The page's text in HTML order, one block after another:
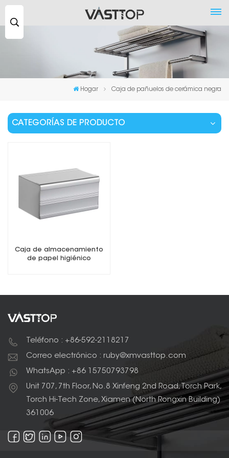
Hogar Caja de pañuelos de cerámica negra
CATEGORÍAS DE PRODUCTO
Caja de almacenamiento
de papel higiénico
Teléfono : +86-592-2118217
Correo electrónico : ruby@xmvasttop.com
WhatsApp : +86 15750793798
Unit 707, 7th Floor, No.8 Xinfeng 2nd Road, Torch Park,
Torch Hi-Tech Zone, Xiamen (North Rongxin Building)
361006